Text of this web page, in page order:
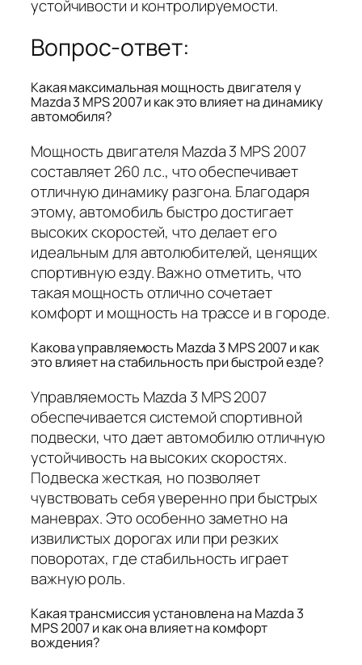
устойчивости и контролируемости.
Вопрос-ответ:
Какая максимальная мощность двигателя у
Mazda 3 MPS 2007 и как это влияет на динамику
автомобиля?
Мощность двигателя Mazda 3 MPS 2007
составляет 260 л.с., что обеспечивает
отличную динамику разгона. Благодаря
этому, автомобиль быстро достигает
высоких скоростей, что делает его
идеальным для автолюбителей, ценящих
спортивную езду. Важно отметить, что
такая мощность отлично сочетает
комфорт и мощность на трассе и в городе.
Какова управляемость Mazda 3 MPS 2007 и как
это влияет на стабильность при быстрой езде?
Управляемость Mazda 3 MPS 2007
обеспечивается системой спортивной
подвески, что дает автомобилю отличную
устойчивость на высоких скоростях.
Подвеска жесткая, но позволяет
чувствовать себя уверенно при быстрых
маневрах. Это особенно заметно на
извилистых дорогах или при резких
поворотах, где стабильность играет
важную роль.
Какая трансмиссия установлена на Mazda 3
MPS 2007 и как она влияет на комфорт
вождения?